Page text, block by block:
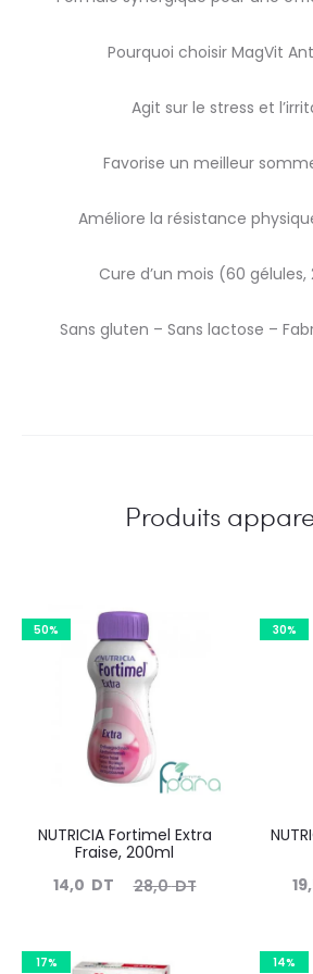
Pourquoi choisir MagVit
Agit sur le stress et
Favorise un meilleur
Améliore la résistance
Cure d’un mois (60 gélules,
Sans gluten – Sans lactose –
Produits
50%
NUTRICIA Fortimel Extra
Fraise, 200ml
28,0DT
Le
initial
14,0 DT
Le
actuel
30%
Le
actuel
17% 14%